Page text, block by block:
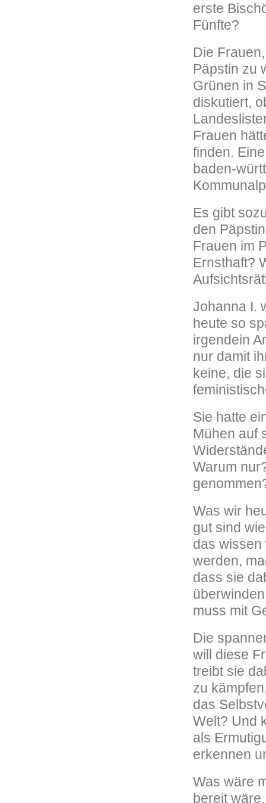
erste
Fünfte?
Die
Päpstin zu
Grünen in
diskutiert,
Frauen
finden.
baden-
Es gibt
den
Frauen im
Ernsthaft?
Johanna I.
heute so
irgendein
nur damit
keine, die
Sie hatte
Mühen auf
Warum
Was wir
gut sind
das wissen
werden,
dass sie
muss mit
Die
will diese
treibt sie
zu
das
Welt? Und
als
erkennen
Was wäre
bereit